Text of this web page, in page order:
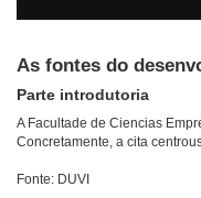
As fontes do
Parte introdutoria
A Facultade de Ciencias
Concretamente, a cita
Fonte: DUVI